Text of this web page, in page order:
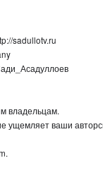
sadullotv.ru
владельцам.
ущемляет ваши